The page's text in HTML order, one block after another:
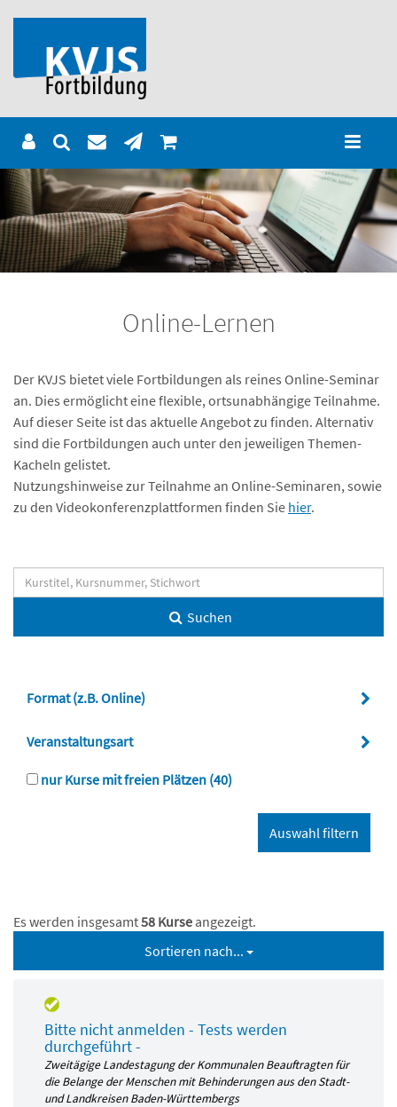
Online-Lernen
Der KVJS bietet viele Fortbildungen als reines Online-Seminar
an. Dies ermöglicht eine flexible, ortsunabhängige Teilnahme.
Auf dieser Seite ist das aktuelle Angebot zu finden. Alternativ
sind die Fortbildungen auch unter den jeweiligen Themen-
Kacheln gelistet.
Nutzungshinweise zur Teilnahme an Online-Seminaren, sowie
zu den Videokonferenzplattformen finden Sie hier.
Suchen
Format (z.B. Online)
Veranstaltungsart
nur Kurse mit freien Plätzen (40)
Es werden insgesamt58 Kurse angezeigt.
Sortieren nach...
Bitte nicht anmelden - Tests werden
durchgeführt -
Zweitägige Landestagung der Kommunalen Beauftragten für
die Belange der Menschen mit Behinderungen aus den Stadt-
und Landkreisen Baden-Württembergs